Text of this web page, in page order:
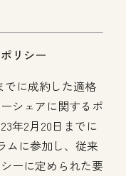
リシー
でに成約した適格
シェアに関するポ
年2月20日までに
ムに参加し、従来
ーに定められた要